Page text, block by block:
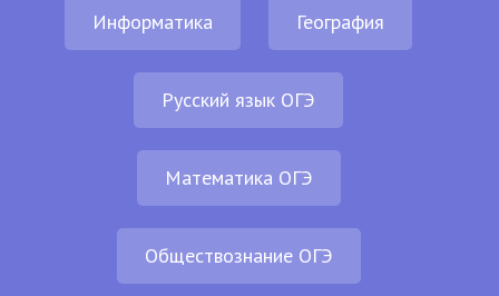
Информатика География
Русский язык ОГЭ
Математика ОГЭ
Обществознание ОГЭ